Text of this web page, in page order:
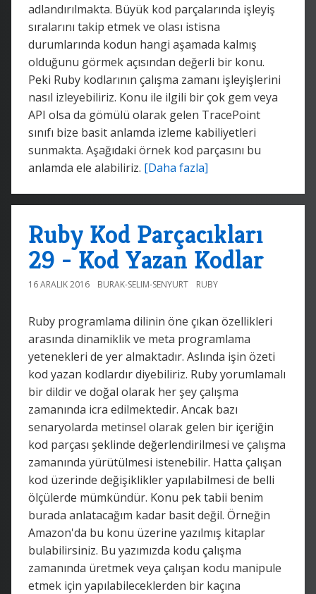
adlandırılmakta. Büyük kod parçalarında işleyiş
sıralarını takip etmek ve olası istisna
durumlarında kodun hangi aşamada kalmış
olduğunu görmek açısından değerli bir konu.
Peki Ruby kodlarının çalışma zamanı işleyişlerini
nasıl izleyebiliriz. Konu ile ilgili bir çok gem veya
API olsa da gömülü olarak gelen TracePoint
sınıfı bize basit anlamda izleme kabiliyetleri
sunmakta. Aşağıdaki örnek kod parçasını bu
anlamda ele alabiliriz. [Daha fazla]
Ruby Kod Parçacıkları
29 - Kod Yazan Kodlar
16 ARALIK 2016 BURAK-SELIM-SENYURT RUBY
Ruby programlama dilinin öne çıkan özellikleri
arasında dinamiklik ve meta programlama
yetenekleri de yer almaktadır. Aslında işin özeti
kod yazan kodlardır diyebiliriz. Ruby yorumlamalı
bir dildir ve doğal olarak her şey çalışma
zamanında icra edilmektedir. Ancak bazı
senaryolarda metinsel olarak gelen bir içeriğin
kod parçası şeklinde değerlendirilmesi ve çalışma
zamanında yürütülmesi istenebilir. Hatta çalışan
kod üzerinde değişiklikler yapılabilmesi de belli
ölçülerde mümkündür. Konu pek tabii benim
burada anlatacağım kadar basit değil. Örneğin
Amazon'da bu konu üzerine yazılmış kitaplar
bulabilirsiniz. Bu yazımızda kodu çalışma
zamanında üretmek veya çalışan kodu manipule
etmek için yapılabileceklerden bir kaçına